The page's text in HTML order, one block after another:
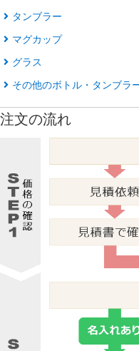
タンブラー
マグカップ
グラス
その他のボトル・タンブラ
注文の流れ